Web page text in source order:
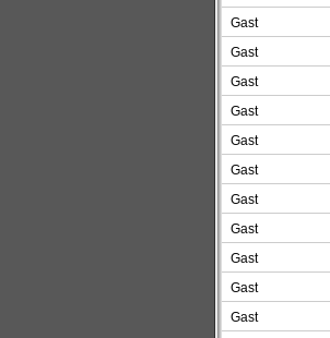
Gast
Gast
Gast
Gast
Gast
Gast
Gast
Gast
Gast
Gast
Gast